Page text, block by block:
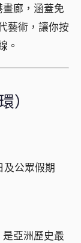
廊，涵蓋免
藝術，讓你按
。
）
及公眾假期
亞洲歷史最